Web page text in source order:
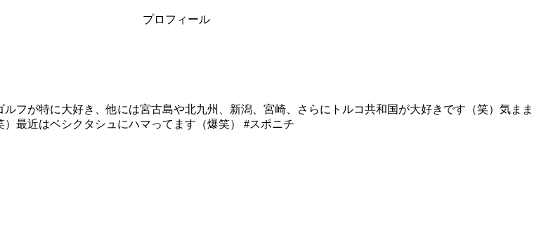
プロフィール
フが特に大好き、他には宮古島や北九州、新潟、宮崎、さらにトルコ共和国が大好きです（笑）気まま
最近はベシクタシュにハマってます（爆笑） #スポニチ